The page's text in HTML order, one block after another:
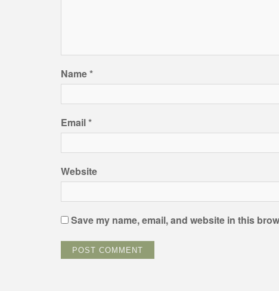
Name*
Email*
Website
Save my name, email, and website in this